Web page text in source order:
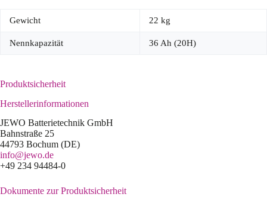
Gewicht 22 kg
Nennkapazität 36 Ah (20H)
Produktsicherheit
Herstellerinformationen
JEWO Batterietechnik GmbH
Bahnstraße 25
44793 Bochum (DE)
info@jewo.de
+49 234 94484-0
Dokumente zur Produktsicherheit